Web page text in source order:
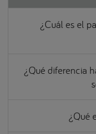
¿Cuál es el
¿Qué diferencia
¿Qué